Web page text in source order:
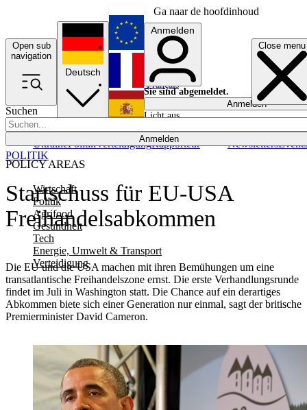
Ga naar de hoofdinhoud
Open sub
navigation
Close menu
Suchen
Anmelden
POLICY AREAS
Wirtschaft
Politik
Agrifood
Gesundheit
Tech
Energie, Umwelt & Transport
Verteidigung
UkrainePolitikVerteidigungRapporteur NewslettersEvents
Deutsch
English
Français
Anmelden
Sie sind abgemeldet.
Anmelden
Licht aus
Startschuss für EU-USA
Freihandelsabkommen
Die EU und die USA machen mit ihren Bemühungen um eine
transatlantische Freihandelszone ernst. Die erste Verhandlungsrunde
findet im Juli in Washington statt. Die Chance auf ein derartiges
Abkommen biete sich einer Generation nur einmal, sagt der britische
Premierminister David Cameron.
POLITIK